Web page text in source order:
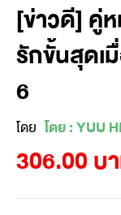
[ข่าวดี] คู่
รักขั้นสุดเ
6
โดย โดย : YUU
306.00 บ